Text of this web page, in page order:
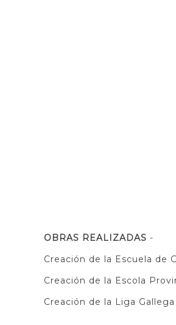
OBRAS REALIZADAS -
Creación de la Escuela de
Creación de la Escola
Creación de la Liga